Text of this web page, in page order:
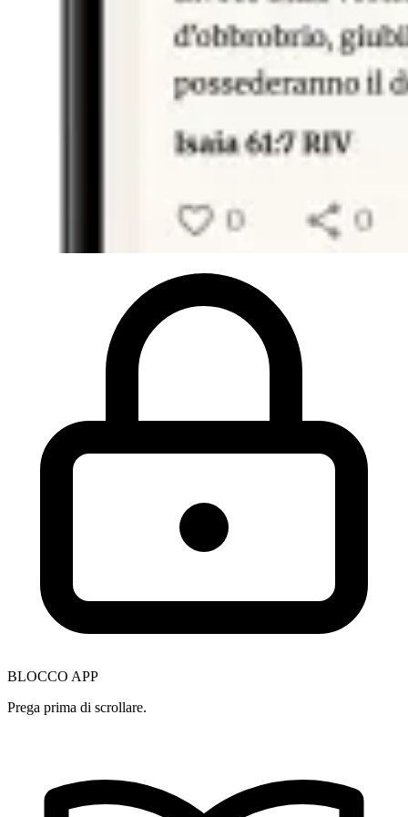
BLOCCO APP
Prega prima di scrollare.